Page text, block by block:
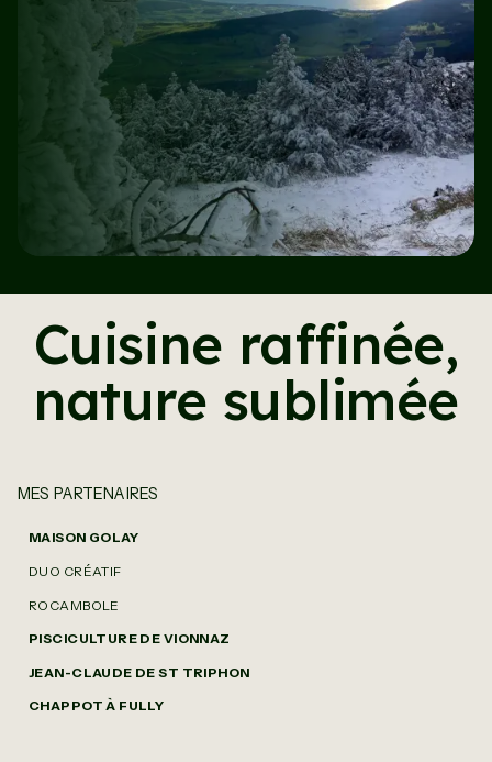
Cuisine raffinée,
nature sublimée
MES PARTENAIRES
MAISON GOLAY
DUO CRÉATIF
ROCAMBOLE
PISCICULTURE DE VIONNAZ
JEAN-CLAUDE DE ST TRIPHON
CHAPPOT À FULLY